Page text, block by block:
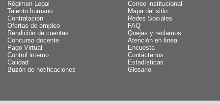
Régimen Legal
Talento humano
Contratación
Ofertas de empleo
Rendición de cuentas
Concurso docente
Pago Virtual
Control interno
Calidad
Buzón de notificaciones
Correo institucional
Mapa del sitio
Redes Sociales
FAQ
Quejas y reclamos
Atención en línea
Encuesta
Contáctenos
Estadísticas
Glosario